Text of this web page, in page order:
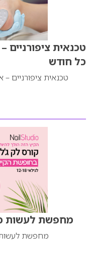
כל חודש
טכנאית ציפורניים – את
מחפשת לעשות
מחפשת לעשות